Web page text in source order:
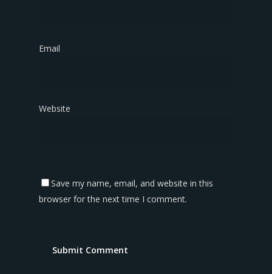
Email
Website
Save my name, email, and website in this
browser for the next time I comment.